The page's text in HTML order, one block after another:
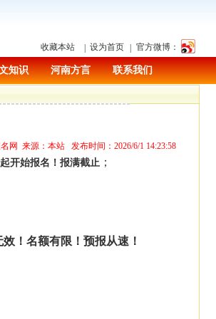
收藏本站 设为首页 官方微博：
知识 河南方言 联系我们
网 来源：本站 发布时间：2026/6/1 14:23:58
起开始报名！报满截止 ；
！名额有限！预报从速！